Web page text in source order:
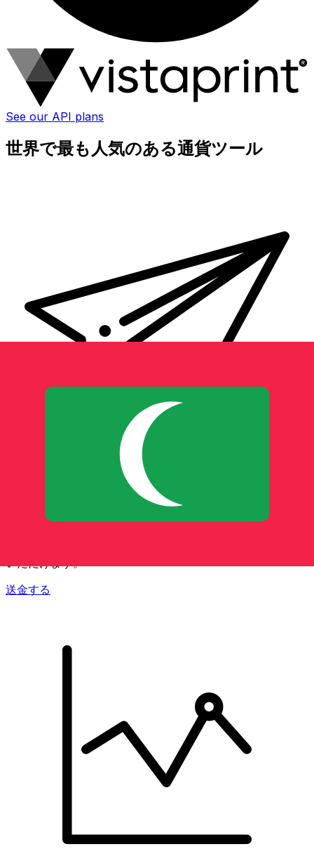
See our API plans
世界で最も人気のある通貨ツール
送金する